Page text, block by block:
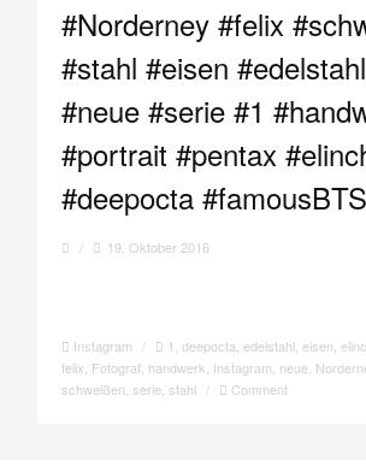
#Norderney #felix
#stahl #eisen
#neue #serie #1
#portrait #pentax
#deepocta
/ 19. Oktober 2016
Instagram / 1, deepocta, edelstahl, eisen,
felix, Fotograf, handwerk, Instagram, neue,
schweißen, serie, stahl / Comment